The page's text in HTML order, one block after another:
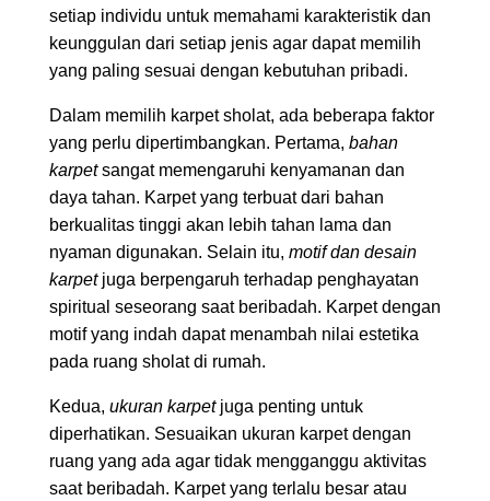
setiap individu untuk memahami karakteristik dan
keunggulan dari setiap jenis agar dapat memilih
yang paling sesuai dengan kebutuhan pribadi.
Dalam memilih karpet sholat, ada beberapa faktor
yang perlu dipertimbangkan. Pertama, bahan
karpetsangat memengaruhi kenyamanan dan
daya tahan. Karpet yang terbuat dari bahan
berkualitas tinggi akan lebih tahan lama dan
nyaman digunakan. Selain itu, motif dan desain
karpetjuga berpengaruh terhadap penghayatan
spiritual seseorang saat beribadah. Karpet dengan
motif yang indah dapat menambah nilai estetika
pada ruang sholat di rumah.
Kedua, ukuran karpetjuga penting untuk
diperhatikan. Sesuaikan ukuran karpet dengan
ruang yang ada agar tidak mengganggu aktivitas
saat beribadah. Karpet yang terlalu besar atau